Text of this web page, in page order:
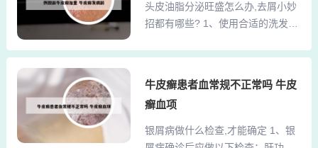
4天内出现体症，平均发病时间为5-
7天。如果过了这个时期，狗狗存活
的几率就非...
果指甲翻白又有凹陷情况，就有可
能跟贫血、营养不良、慢性病有
外，如果舌头颜色变淡，还有头晕
的症状，才真的有贫血状况。此
要注意是否营养摄取不足或是消化
头皮油脂分泌旺盛怎么办,去屑小妙
招都有哪些? 1、使用合适的洗发剂
发剂通常含有能有效清洁头皮油脂
康唑洗发剂能够深入清洁头皮，减
少油脂分泌，从而缓解头油问题。
使用采乐洗剂：采乐洗剂也是一种
有效的去油洗发产品，建议每周使
牛皮癣患者血常规不正常吗 牛皮
癣血项
银屑病做什么检查,才能确定 1、银